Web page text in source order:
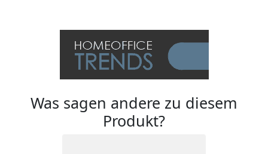
Was sagen andere zu diesem
Produkt?